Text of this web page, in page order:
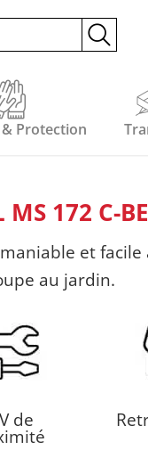
Protection
172 C-BE
et
au jardin.
de